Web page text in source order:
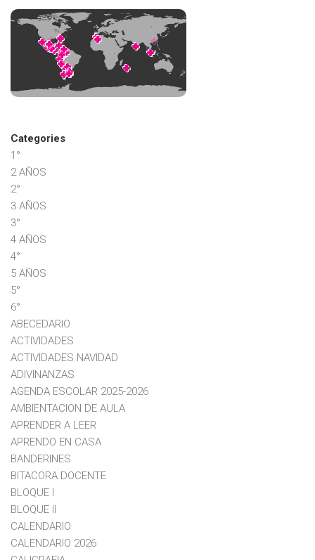
Categories
1°
2 AÑOS
2°
3 AÑOS
3°
4 AÑOS
4°
5 AÑOS
5°
6°
ABECEDARIO
ACTIVIDADES
ACTIVIDADES NAVIDAD
ADIVINANZAS
AGENDA ESCOLAR 2025-2026
AMBIENTACION DE AULA
APRENDER A LEER
APRENDO EN CASA
BANDERINES
BITACORA DOCENTE
BLOQUE I
BLOQUE II
CALENDARIO
CALENDARIO 2026